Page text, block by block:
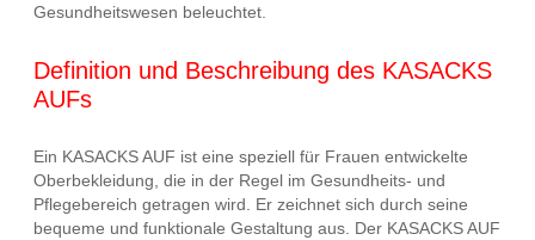
Gesundheitswesen beleuchtet.
Definition und Beschreibung des KASACKS
AUFs
Ein KASACKS AUF ist eine speziell für Frauen entwickelte
Oberbekleidung, die in der Regel im Gesundheits- und
Pflegebereich getragen wird. Er zeichnet sich durch seine
bequeme und funktionale Gestaltung aus. Der KASACKS AUF